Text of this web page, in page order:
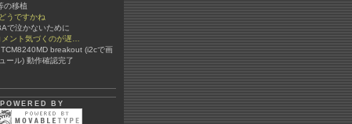
の移植
うですかね
で泣かないために
ント気づくのが遅…
breakout (i2cで画
ール) 動作確認完了
POWERED BY